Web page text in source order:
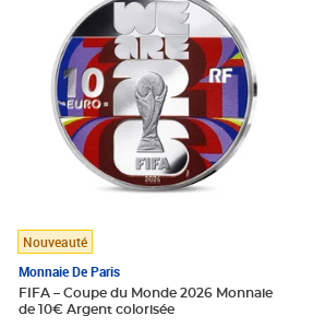
Nouveauté
Monnaie De Paris
FIFA – Coupe du Monde 2026 Monnaie
de 10€ Argent colorisée